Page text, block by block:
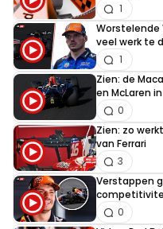
1
Worstelende
veel werk te
1
Zien: de
en McLaren
0
Zien: zo
van Ferrari
3
Verstappen
0